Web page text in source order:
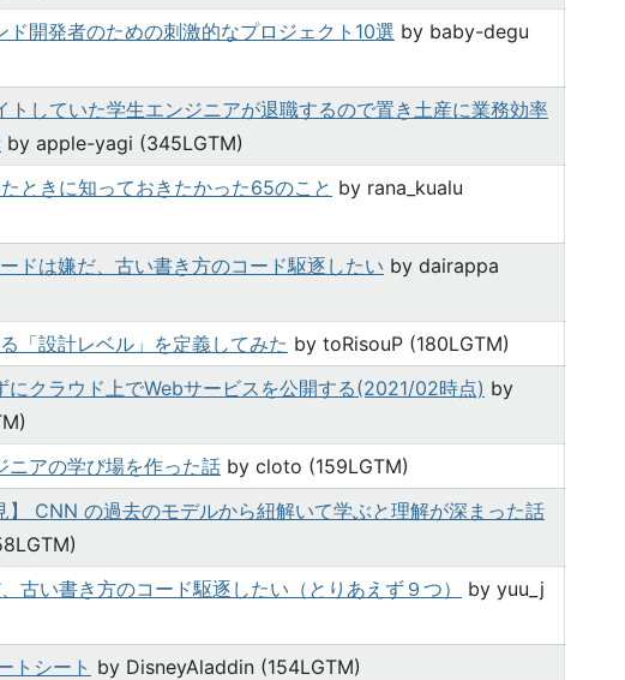
ド開発者のための刺激的なプロジェクト10選 by baby-degu
トしていた学生エンジニアが退職するので置き土産に業務効率
by apple-yagi (345LGTM)
ときに知っておきたかった65のこと by rana_kualu
ドは嫌だ、古い書き方のコード駆逐したい by dairappa
「設計レベル」を定義してみた by toRisouP (180LGTM)
にクラウド上でWebサービスを公開する(2021/02時点) by
ニアの学び場を作った話 by cloto (159LGTM)
】 CNN の過去のモデルから紐解いて学ぶと理解が深まった話
古い書き方のコード駆逐したい（とりあえず９つ）
by yuu_j
トシート by DisneyAladdin (154LGTM)